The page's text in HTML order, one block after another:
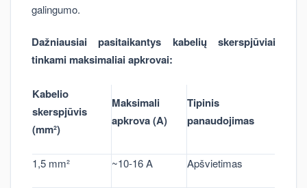
galingumo.
Dažniausiai pasitaikantys kabelių skerspjūviai
tinkami maksimaliai apkrovai:
Kabelio
skerspjūvis
(mm²)
Maksimali
apkrova (A)
Tipinis
panaudojimas
1,5 mm² ~10-16 A Apšvietimas